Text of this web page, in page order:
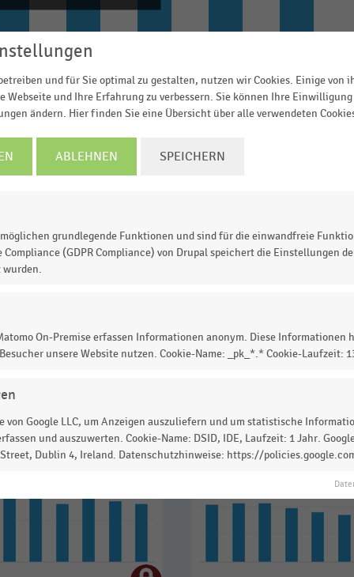
© Handelsdaten 2026
mit Möbeln und Einrichtungsgegenständen in
Euro). Im Jahr
Statistik? Jetzt einloggen oder
und für Sie optimal zu gestalten, nutzen wir Cookies. Einige von
Webseite und Ihre Erfahrung zu verbessern. Sie können Ihre
ändern. Hier finden Sie eine Übersicht über alle verwendeten
ABLEHNEN SPEICHERN
grundlegende Funktionen und sind für die einwandfreie
(GDPR Compliance) von Drupal speichert die Einstellungen
wurden.
On-Premise erfassen Informationen anonym. Diese Informationen
unsere Website nutzen. Cookie-Name: _pk_*.* Cookie-Laufzeit:
von Google LLC, um Anzeigen auszuliefern und um statistische
und auszuwerten. Cookie-Name: DSID, IDE, Laufzeit: 1 Jahr.
Street, Dublin 4, Ireland. Datenschutzhinweise: https://